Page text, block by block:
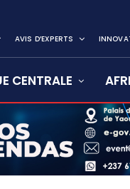
AVIS D’EXPERTS
CENTRALE